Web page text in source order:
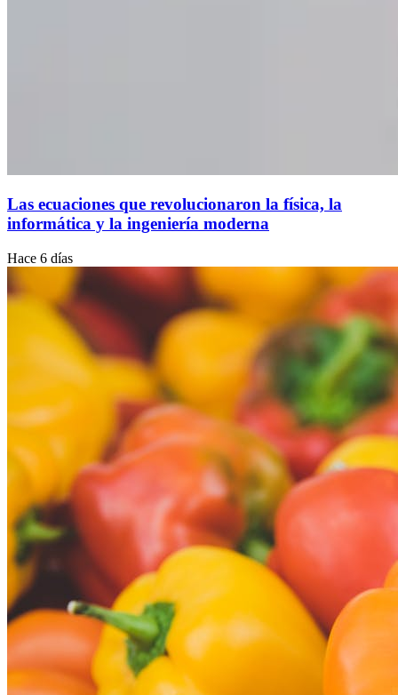
Las ecuaciones que revolucionaron la física, la
informática y la ingeniería moderna
Hace 6 días